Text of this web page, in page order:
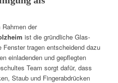
der
ist die gründliche Glas-
Fenster tragen entscheidend dazu
einladenden und gepflegten
Team sorgt dafür, dass
Staub und Fingerabdrücken